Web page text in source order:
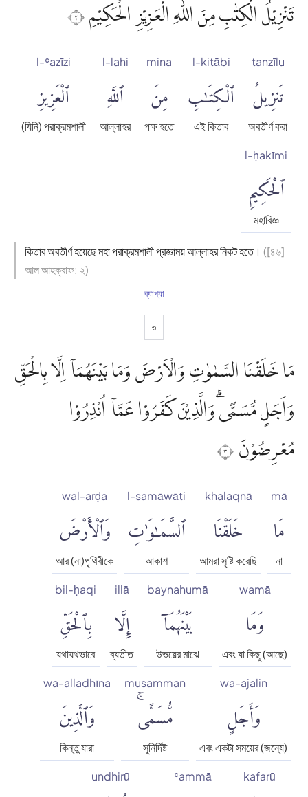
تَنْزِيْلُ الْكِتٰبِ مِنَ اللّٰهِ الْعَزِيْزِ الْحَكِيْمِ ٢
tanzīlu
تَنزِيلُ
অবতীর্ণ করা
l-kitābi
ٱلْكِتَٰبِ
এই কিতাব
mina
مِنَ
পক্ষ হতে
l-lahi
ٱللَّهِ
আল্লাহর
l-ʿazīzi
ٱلْعَزِيزِ
(যিনি) পরাক্রমশালী
l-ḥakīmi
ٱلْحَكِيمِ
মহাবিজ্ঞ
কিতাব অবতীর্ণ হয়েছে মহা পরাক্রমশালী প্রজ্ঞাময় আল্লাহর নিকট হতে। ([৪৬]
আল আহক্বাফ: ২)
ব্যাখ্যা
৩
مَا خَلَقْنَا السَّمٰوٰتِ وَالْاَرْضَ وَمَا بَيْنَهُمَآ اِلَّا بِالْحَقِّ
وَاَجَلٍ مُّسَمًّىۗ وَالَّذِيْنَ كَفَرُوْا عَمَّآ اُنْذِرُوْا
مُعْرِضُوْنَ ٣
mā
مَا
না
khalaqnā
خَلَقْنَا
আমরা সৃষ্টি করেছি
l-samāwāti
ٱلسَّمَٰوَٰتِ
আকাশ
wal-arḍa
وَٱلْأَرْضَ
আর (না)পৃথিবীকে
wamā
وَمَا
এবং যা কিছু (আছে)
baynahumā
بَيْنَهُمَآ
উভয়ের মাঝে
illā
إِلَّا
ব্যতীত
bil-ḥaqi
بِٱلْحَقِّ
যথাযথভাবে
wa-ajalin
وَأَجَلٍ
এবং একটা সময়ের (জন্যে)
musamman
مُّسَمًّىۚ
সুনির্দিষ্ট
wa-alladhīna
وَٱلَّذِينَ
কিন্তু যারা
kafarū
ʿammā
undhirū